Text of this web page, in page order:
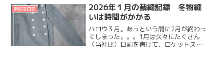
なー。我が家のエアコンからの水漏れ、
ツイッターで検索したら今...
新東京日記
2026年１月の裁縫記録 冬物縫
いは時間がかかる
ハロウ３月。あっという間に2月が終わっ
てしまった。。。1月は久々にたくさん
（当社比）日記を書けて、ロケットスタ